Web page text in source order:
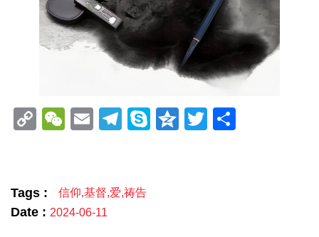
CopyWeChat
EmailTelegram
SkypeQzoneTwitter
Tags : 信仰,基督,爱,祷告
Date : 2024-06-11